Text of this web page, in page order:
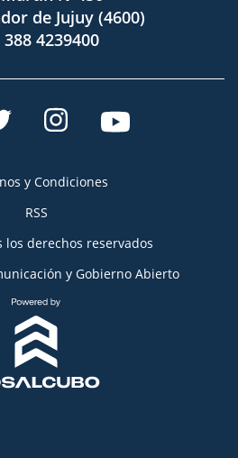
de Jujuy (4600)
388 4239400
y Condiciones
RSS
los derechos reservados
y Gobierno Abierto